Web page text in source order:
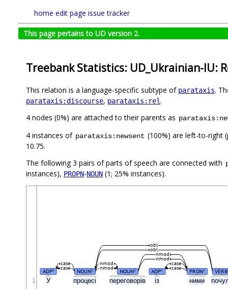
home edit page issue tracker
This page pertains to UD version 2.
Treebank Statistics: UD_Ukrainian-IU:
This relation is a language-specific subtype of parataxis.
parataxis:discourse, parataxis:rel.
4 nodes (0%) are attached to their parents as
4 instances of parataxis:newsent (100%) are left-to-right
10.75.
The following 3 pairs of parts of speech are connected with
instances), PROPN-NOUN (1; 25% instances).
У процесі переговорів із ними
ADP# NOUN# NOUN# ADP# PRON# VERB
case
case
case
case
nmod
nmod
nmod
nmod
obl
obl
1